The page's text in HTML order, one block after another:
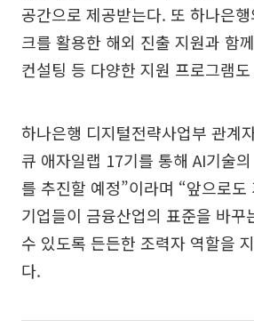
공간으로 제공받는다. 또 하나은
크를 활용한 해외 진출 지원과 함
컨설팅 등 다양한 지원 프로그램
하나은행 디지털전략사업부 관계
큐 애자일랩 17기를 통해 AI기술
를 추진할 예정”이라며 “앞으로도
기업들이 금융산업의 표준을 바꾸
수 있도록 든든한 조력자 역할을
다.